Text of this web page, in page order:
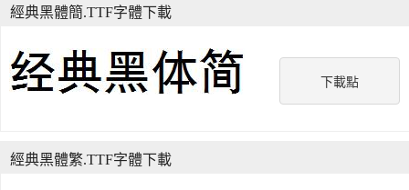
下載點
經典黑體簡.TTF字體下載
經典黑體繁.TTF字體下載